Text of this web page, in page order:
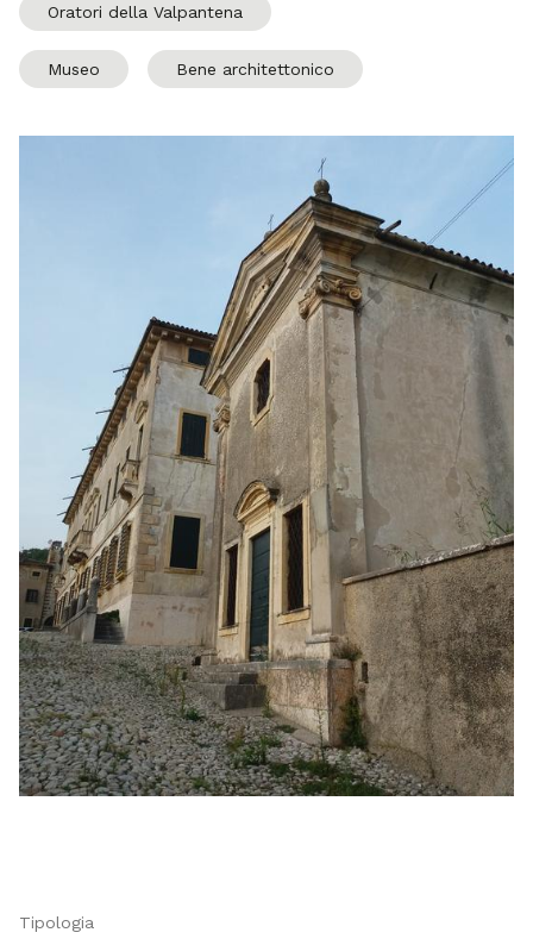
Oratori della Valpantena
Museo Bene architettonico
Tipologia